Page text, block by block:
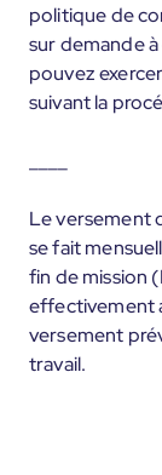
politique de
sur demande
pouvez
suivant la
Le versement
se fait
fin de mission
effectivement
versement
travail.